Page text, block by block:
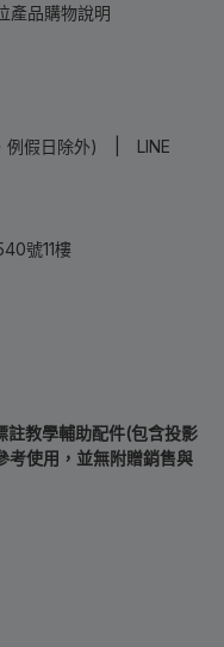
產品購物說明
例假日除外) | LINE
號11樓
註教學輔助配件(包含投影
考使用，並無附贈銷售與